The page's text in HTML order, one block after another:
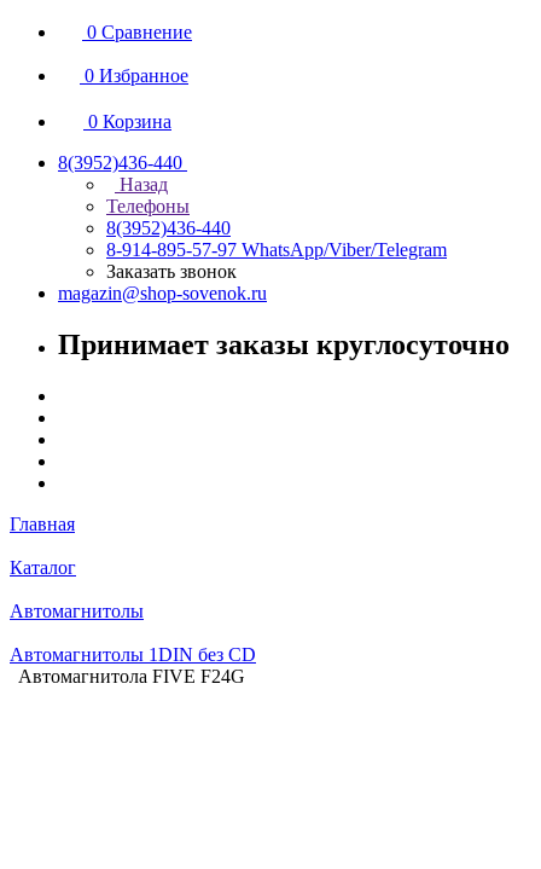
0 Сравнение
0 Избранное
0 Корзина
8(3952)436-440
Назад
Телефоны
8(3952)436-440
8-914-895-57-97 WhatsApp/Viber/Telegram
Заказать звонок
magazin@shop-sovenok.ru
Принимает заказы круглосуточно
Главная
Каталог
Автомагнитолы
Автомагнитолы 1DIN без CD
Автомагнитола FIVE F24G